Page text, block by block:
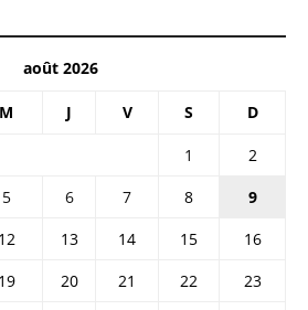
août 2026
M J V S D
1
2
5 6 7 8
9
12 13 14 15
16
19 20 21 22
23